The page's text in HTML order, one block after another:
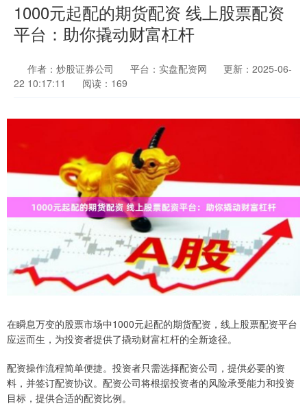
1000元起配的期货配资 线上股票配资
平台：助你撬动财富杠杆
作者：炒股证券公司 平台：实盘配资网
更新：2025-06-
22 10:17:11
阅读：169
在瞬息万变的股票市场中1000元起配的期货配资，线上股票配资平台
应运而生，为投资者提供了撬动财富杠杆的全新途径。
配资操作流程简单便捷。投资者只需选择配资公司，提供必要的资
料，并签订配资协议。配资公司将根据投资者的风险承受能力和投资
目标，提供合适的配资比例。